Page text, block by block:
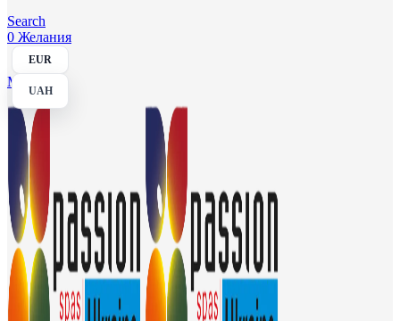
Search
0 Желания
EUR
UAH
Menu